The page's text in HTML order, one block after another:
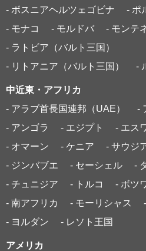
- ボスニアヘルツェゴビナ
- ポ
- モナコ
- モルドバ
- モンテ
- ラトビア（バルト三国）
- リトアニア（バルト三国）
-
中近東・アフリカ
- アラブ首長国連邦（UAE）
-
- アンゴラ
- エジプト
- エス
- オマーン
- ケニア - サウジ
- ジンバブエ
- セーシェル
-
- チュニジア
- トルコ - ボツ
- 南アフリカ
- モーリシャス
- ヨルダン
- レソト王国
アメリカ